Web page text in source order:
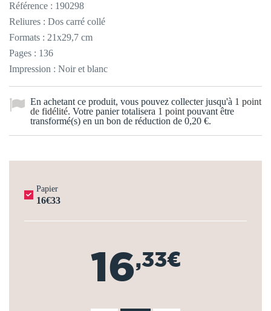
Référence : 190298
Reliures : Dos carré collé
Formats : 21x29,7 cm
Pages : 136
Impression : Noir et blanc
En achetant ce produit, vous pouvez collecter jusqu'à 1 point
de fidélité. Votre panier totalisera 1 pointpouvant être
transformé(s) en un bon de réduction de 0,20 €.
Papier
16€33
16,33€